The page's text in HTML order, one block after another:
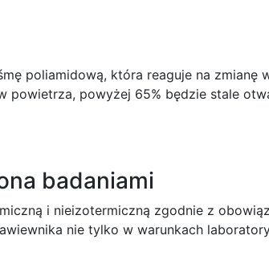
poliamidową, która reaguje na zmianę
powietrza, powyżej 65% będzie stale
badaniami
i nieizotermiczną zgodnie z
nie tylko w warunkach